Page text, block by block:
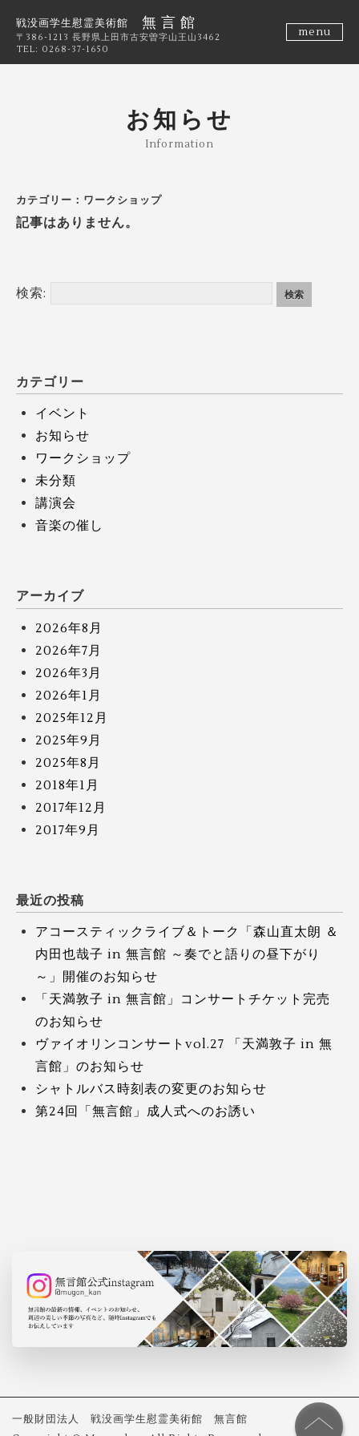
戦没画学生慰霊美術館 無 言 館
〒386-1213 長野県上田市古安曽字山王山3462
TEL: 0268-37-1650
menu
お知らせ
Information
カテゴリー：ワークショップ
記事はありません。
検索:
カテゴリー
イベント
お知らせ
ワークショップ
未分類
講演会
音楽の催し
アーカイブ
2026年8月
2026年7月
2026年3月
2026年1月
2025年12月
2025年9月
2025年8月
2018年1月
2017年12月
2017年9月
最近の投稿
アコースティックライブ＆トーク「森山直太朗 ＆
内田也哉子 in 無言館 ～奏でと語りの昼下がり
～」開催のお知らせ
「天満敦子 in 無言館」コンサートチケット完売
のお知らせ
ヴァイオリンコンサートvol.27 「天満敦子 in 無
言館」のお知らせ
シャトルバス時刻表の変更のお知らせ
第24回「無言館」成人式へのお誘い
一般財団法人 戦没画学生慰霊美術館 無言館